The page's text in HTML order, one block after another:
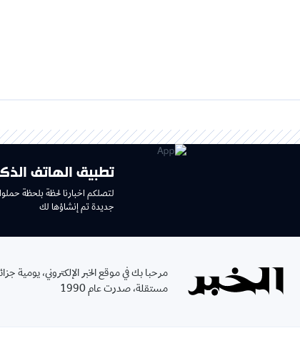
تطبيق الهاتف
لتصلكم اخبارنا لحظة بلحظة
جديدة تم إنشاؤها لك
مرحبا بك في موقع الخبر الإلكتروني، يومية
مستقلة، صدرت عام 1990